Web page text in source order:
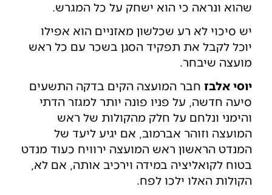
שהוא ונראה כי הוא ישחק על כל המגרש.
יש סיכוי לא רע שכלשון מאזניים הוא אפילו
יוכל לקבל את תפקיד הסגן בשכר עם כל ראש
מועצה שיבחר.
יוסי אלבז חבר המועצה הקים בדקה התשעים
סיעה חדשה, על פניו פונה יותר למגזר הדתי
והימני ונלחם על חלק מהקולות של ראש
המועצה וזוהר אברמוב, אם יגיע ליעד של
המנדט הראשון ראש המועצה ירוויח כעוד מנדט
בטוח לקואליציה במידה וירכיב אותה, אם לא,
הקולות האלו ילכו לפח.